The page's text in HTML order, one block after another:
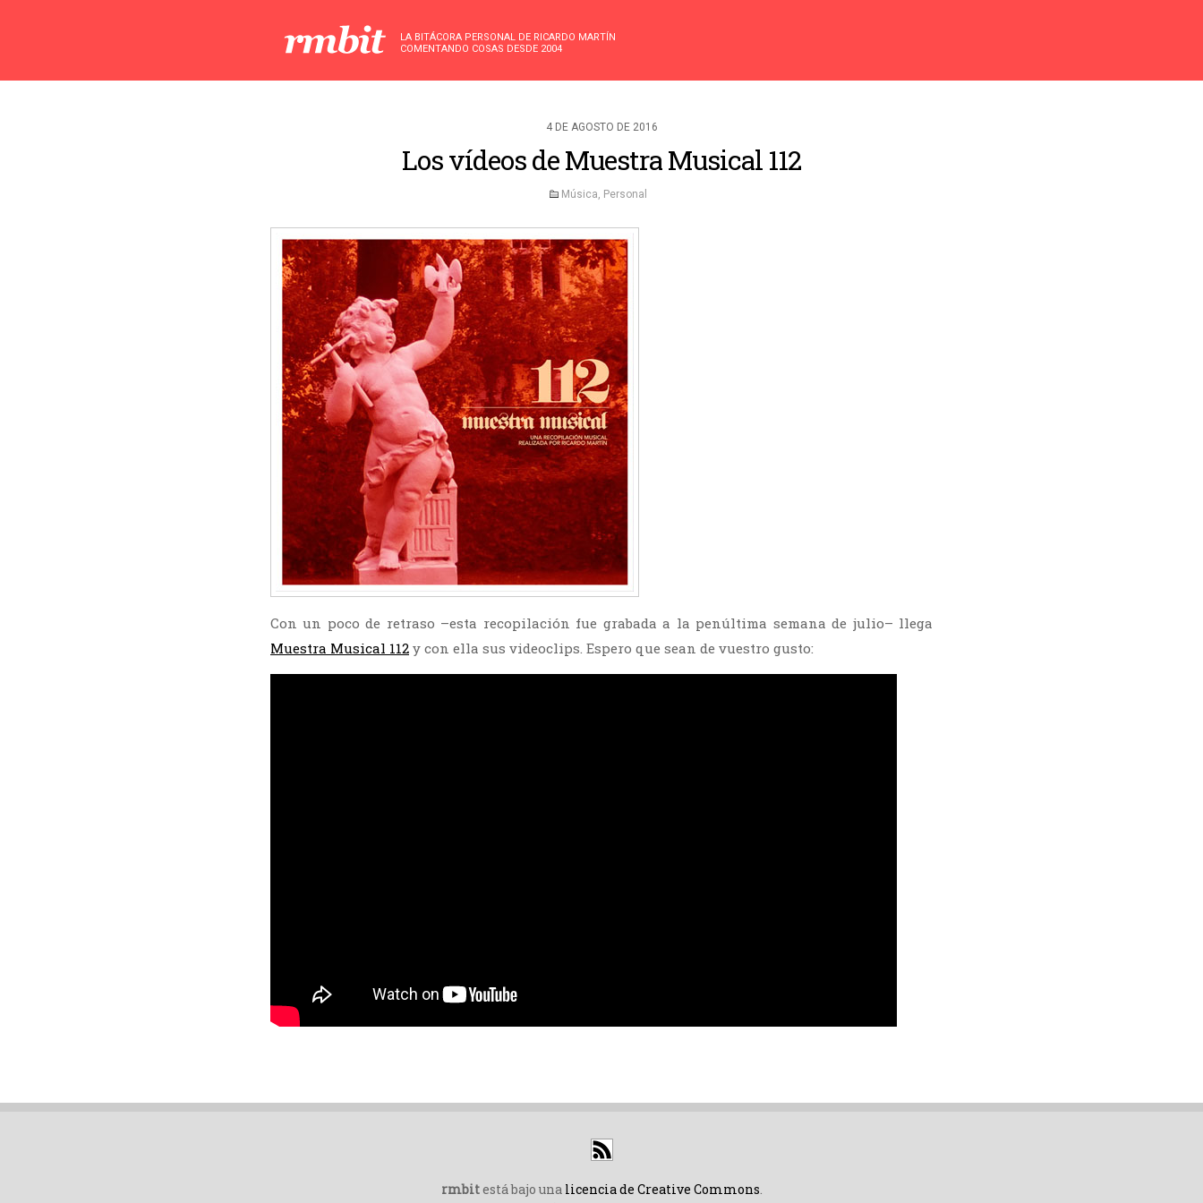
LA BITÁCORA PERSONAL DE RICARDO MARTÍN
COMENTANDO COSAS DESDE 2004
4 DE AGOSTO DE 2016
Los vídeos de Muestra Musical 112
Música, Personal
Con un poco de retraso –esta recopilación fue grabada a la penúltima semana de julio– llega
Muestra Musical 112 y con ella sus videoclips. Espero que sean de vuestro gusto:
rmbitestá bajo una licencia de Creative Commons.